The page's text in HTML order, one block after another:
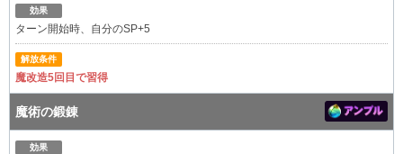
効果
ターン開始時、自分のSP+5
解放条件
魔改造5回目で習得
魔術の鍛錬
効果